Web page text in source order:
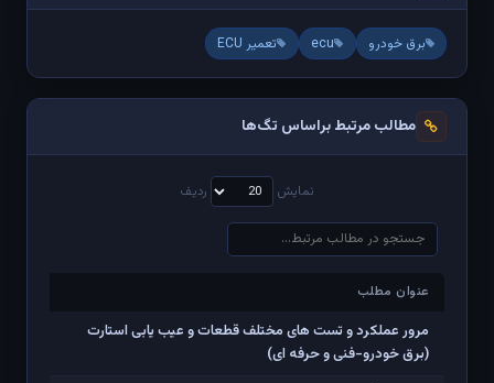
برق خودرو ecu تعمیر ECU
مطالب مرتبط براساس تگ‌ها
نمایش ردیف
عنوان مطلب
عنوان مطلب
مرور عملکرد و تست های مختلف قطعات و عیب یابی استارت
(برق خودرو-فنی و حرفه ای)